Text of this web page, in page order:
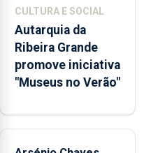
integrados
na
Rede
Municipal
de
aos
CULTURA E SOCIAL
Autarquia da
Ribeira Grande
promove iniciativa
"Museus no Verão"